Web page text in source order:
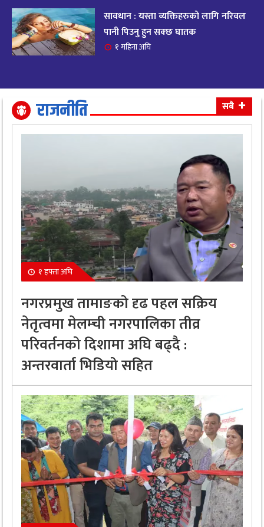
१९ आजको राशिफल २०८२ भदाै ४ गते, बुधवार
११ महिना अघि
धैर्यले सफलता मिल्नेछ
११ महिना अघि
सावधान : यस्ता व्यक्तिहरुको लागि नरिवल
पानी पिउनु हुन सक्छ घातक
१ महिना अघि
राजनीति सबै
१ हफ्ता अघि
नगरप्रमुख तामाङको दृढ पहल सक्रिय
नेतृत्वमा मेलम्ची नगरपालिका तीव्र
परिवर्तनको दिशामा अघि बढ्दै :
अन्तरवार्ता भिडियो सहित